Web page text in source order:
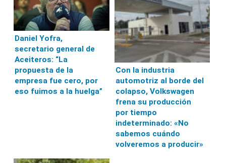
Daniel Yofra,
secretario general de
Aceiteros: “La
propuesta de la
empresa fue cero, por
eso fuimos a la huelga”
Con la industria
automotriz al borde del
colapso, Volkswagen
frena su producción
por tiempo
indeterminado: «No
sabemos cuándo
volveremos a producir»